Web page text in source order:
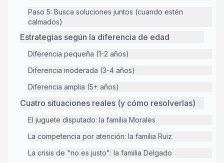
Paso 5: Busca soluciones juntos (cuando estén
calmados)
Estrategias según la diferencia de edad
Diferencia pequeña (1-2 años)
Diferencia moderada (3-4 años)
Diferencia amplia (5+ años)
Cuatro situaciones reales (y cómo resolverlas)
El juguete disputado: la familia Morales
La competencia por atención: la familia Ruiz
La crisis de "no es justo": la familia Delgado